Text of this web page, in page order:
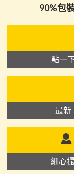
90%包
點一
最新
細心